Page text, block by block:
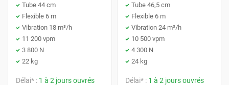
Tube 44 cm
Flexible 6 m
Vibration 18 m³/h
11 200 vpm
3 800 N
22 kg
Délai* : 1 à 2 jours ouvrés
Tube 46,5 cm
Flexible 6 m
Vibration 24 m³/h
10 500 vpm
4 300 N
24 kg
Délai* : 1 à 2 jours ouvrés